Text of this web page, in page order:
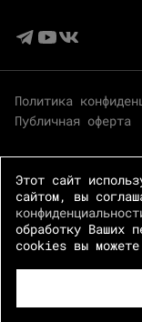
Политика
Публичная оферта
© 2026 Центр Зотов
Этот сайт
сайтом, вы
обработку Ваших
cookies вы